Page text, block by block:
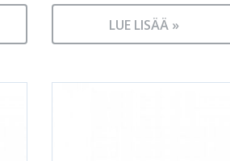
LUE LISÄÄ »